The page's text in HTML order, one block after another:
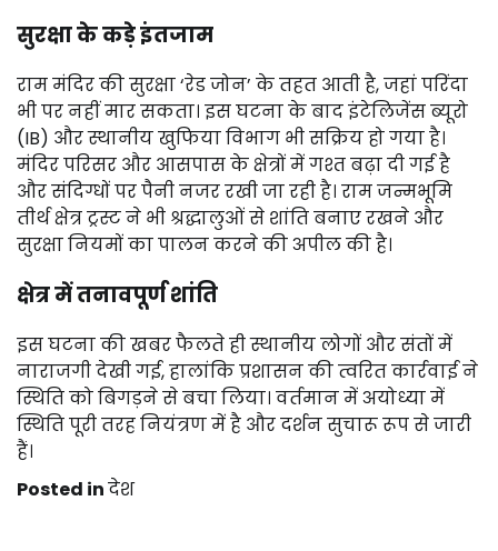
सुरक्षा के कड़े इंतजाम
राम मंदिर की सुरक्षा ‘रेड जोन’ के तहत आती है, जहां परिंदा
भी पर नहीं मार सकता। इस घटना के बाद इंटेलिजेंस ब्यूरो
(IB) और स्थानीय खुफिया विभाग भी सक्रिय हो गया है।
मंदिर परिसर और आसपास के क्षेत्रों में गश्त बढ़ा दी गई है
और संदिग्धों पर पैनी नजर रखी जा रही है। राम जन्मभूमि
तीर्थ क्षेत्र ट्रस्ट ने भी श्रद्धालुओं से शांति बनाए रखने और
सुरक्षा नियमों का पालन करने की अपील की है।
क्षेत्र में तनावपूर्ण शांति
इस घटना की खबर फैलते ही स्थानीय लोगों और संतों में
नाराजगी देखी गई, हालांकि प्रशासन की त्वरित कार्रवाई ने
स्थिति को बिगड़ने से बचा लिया। वर्तमान में अयोध्या में
स्थिति पूरी तरह नियंत्रण में है और दर्शन सुचारू रूप से जारी
हैं।
Posted inदेश